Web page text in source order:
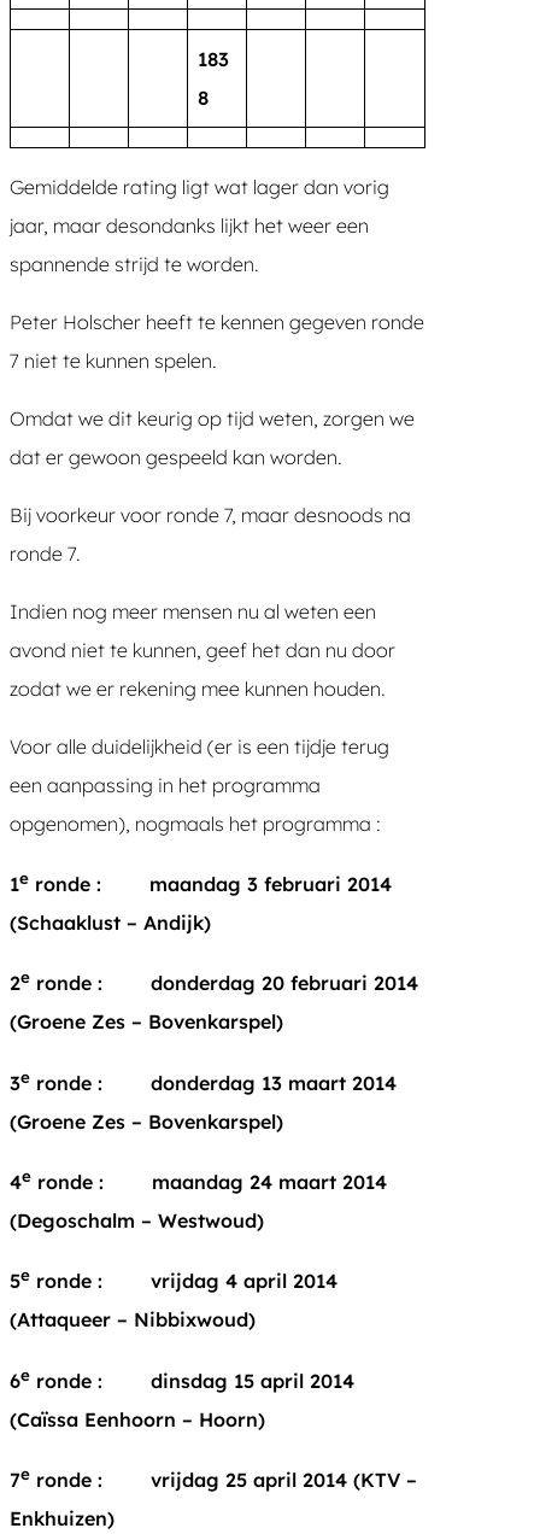
183
8
Gemiddelde rating ligt wat lager dan vorig
jaar, maar desondanks lijkt het weer een
spannende strijd te worden.
Peter Holscher heeft te kennen gegeven ronde
7 niet te kunnen spelen.
Omdat we dit keurig op tijd weten, zorgen we
dat er gewoon gespeeld kan worden.
Bij voorkeur voor ronde 7, maar desnoods na
ronde 7.
Indien nog meer mensen nu al weten een
avond niet te kunnen, geef het dan nu door
zodat we er rekening mee kunnen houden.
Voor alle duidelijkheid (er is een tijdje terug
een aanpassing in het programma
opgenomen), nogmaals het programma :
1e ronde : maandag 3 februari 2014
(Schaaklust – Andijk)
2e ronde : donderdag 20 februari 2014
(Groene Zes – Bovenkarspel)
3e ronde : donderdag 13 maart 2014
(Groene Zes – Bovenkarspel)
4e ronde : maandag 24 maart 2014
(Degoschalm – Westwoud)
5e ronde : vrijdag 4 april 2014
(Attaqueer – Nibbixwoud)
6e ronde : dinsdag 15 april 2014
(Caïssa Eenhoorn – Hoorn)
7e ronde : vrijdag 25 april 2014 (KTV –
Enkhuizen)